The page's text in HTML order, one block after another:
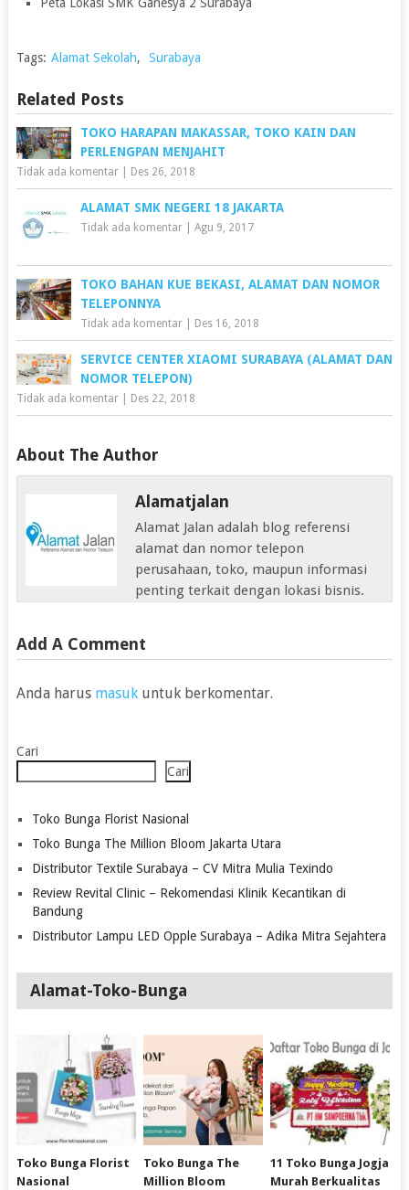
Tags: Alamat Sekolah, Surabaya
Related Posts
TOKO HARAPAN MAKASSAR, TOKO KAIN DAN
PERLENGPAN MENJAHIT
Tidak ada komentar| Des 26, 2018
ALAMAT SMK NEGERI 18 JAKARTA
Tidak ada komentar| Agu 9, 2017
TOKO BAHAN KUE BEKASI, ALAMAT DAN NOMOR
TELEPONNYA
Tidak ada komentar| Des 16, 2018
SERVICE CENTER XIAOMI SURABAYA (ALAMAT DAN
NOMOR TELEPON)
Tidak ada komentar| Des 22, 2018
About The Author
Alamatjalan
Alamat Jalan adalah blog referensi
alamat dan nomor telepon
perusahaan, toko, maupun informasi
penting terkait dengan lokasi bisnis.
Add A Comment
Anda harus masukuntuk berkomentar.
Cari
Cari
Toko Bunga Florist Nasional
Toko Bunga The Million Bloom Jakarta Utara
Distributor Textile Surabaya – CV Mitra Mulia Texindo
Review Revital Clinic – Rekomendasi Klinik Kecantikan di
Bandung
Distributor Lampu LED Opple Surabaya – Adika Mitra Sejahtera
Alamat-Toko-Bunga
Toko Bunga Florist
Nasional
Toko Bunga The
Million Bloom
11 Toko Bunga Jogja
Murah Berkualitas